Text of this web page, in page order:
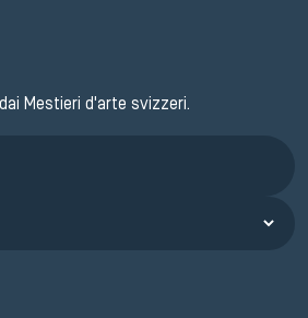
Mestieri d'arte svizzeri.